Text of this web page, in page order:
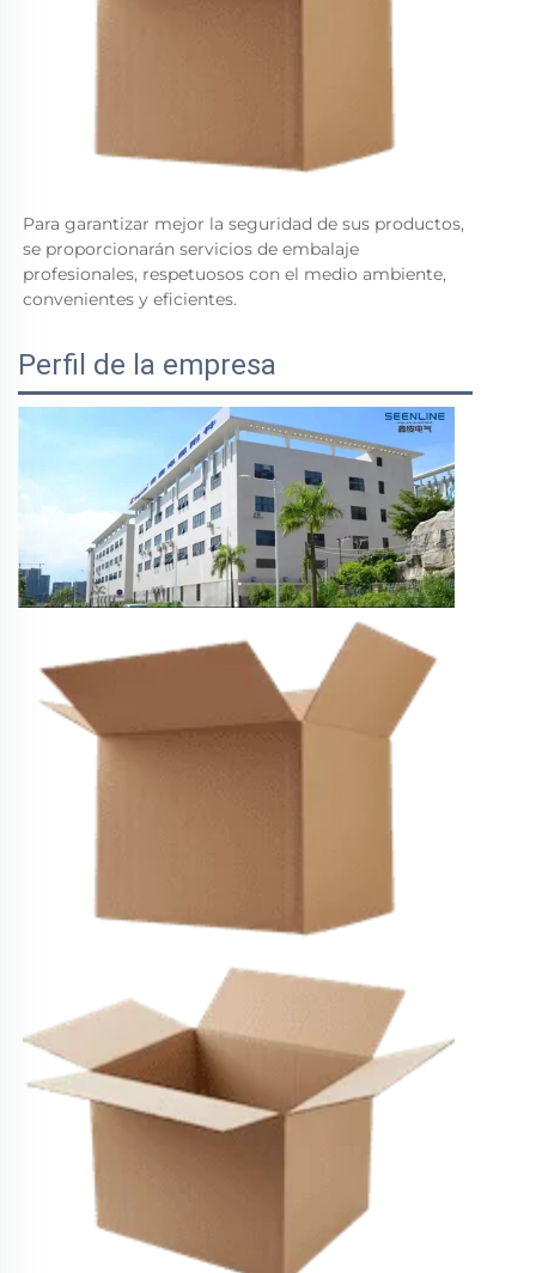
Para garantizar mejor la seguridad de sus productos,
se proporcionarán servicios de embalaje
profesionales, respetuosos con el medio ambiente,
convenientes y eficientes.
Perfil de la empresa